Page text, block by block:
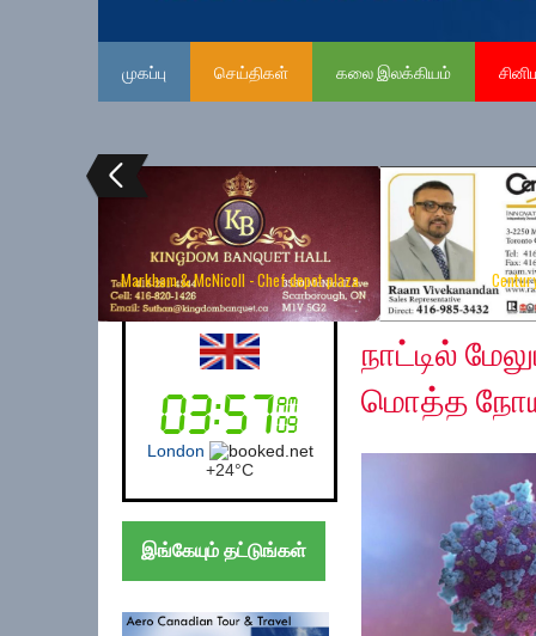
முகப்பு செய்திகள் கலை இலக்கியம்
Markham & McNicoll - Chef depot plaza
UK (London)
London
+24°C
இங்கேயும் தட்டுங்கள்
Sunday, May 31, 2020
நாட்டில்
மொத்த